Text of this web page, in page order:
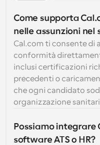
Come supporta
nelle assunzioni nel
Cal.com ti consente di
conformità
inclusi certificazioni
precedenti o
che ogni candidato
organizzazione
Possiamo integrare
software ATS o HR?